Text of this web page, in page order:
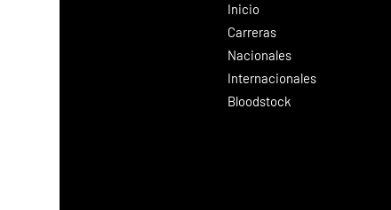
Inicio
Carreras
Nacionales
Internacionales
Bloodstock